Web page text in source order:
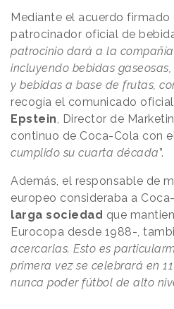
Mediante el acuerdo
patrocinador oficial de
patrocinio dará a la
incluyendo bebidas
y bebidas a base de frutas,
recogía el comunicado
Epstein, Director de
continuo de Coca-Cola con
cumplido su cuarta década”.
Además, el responsable de
europeo consideraba a
larga sociedad que
Eurocopa desde 1988-,
acercarlas. Esto es
primera vez se celebrará en
nunca poder fútbol de alto